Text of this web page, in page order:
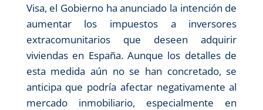
Visa, el Gobierno ha anunciado la intención de
aumentar los impuestos a inversores
extracomunitarios que deseen adquirir
viviendas en España. Aunque los detalles de
esta medida aún no se han concretado, se
anticipa que podría afectar negativamente al
mercado inmobiliario, especialmente en